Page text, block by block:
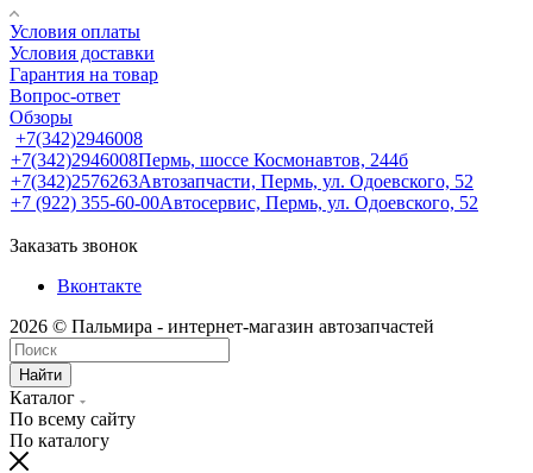
Условия оплаты
Условия доставки
Гарантия на товар
Вопрос-ответ
Обзоры
+7(342)2946008
+7(342)2946008Пермь, шоссе Космонавтов, 244б
+7(342)2576263Автозапчасти, Пермь, ул. Одоевского, 52
+7 (922) 355-60-00Автосервис, Пермь, ул. Одоевского, 52
Заказать звонок
Вконтакте
2026 © Пальмира - интернет-магазин автозапчастей
Найти
Каталог
По всему сайту
По каталогу